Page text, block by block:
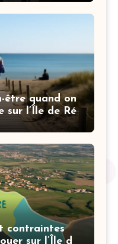
être quand on
sur l’Île de Ré
contraintes
sur l’Île de